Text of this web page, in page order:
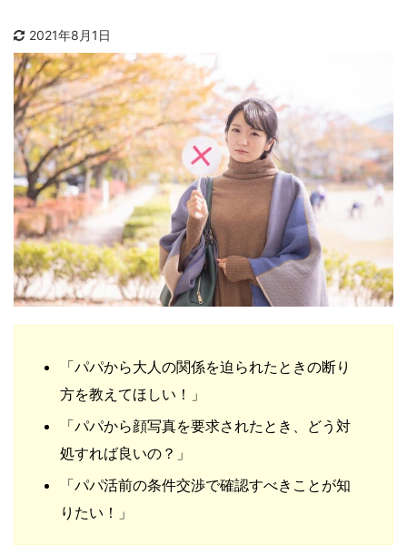
2021年8月1日
「パパから大人の関係を迫られたときの断り
方を教えてほしい！」
「パパから顔写真を要求されたとき、どう対
処すれば良いの？」
「パパ活前の条件交渉で確認すべきことが知
りたい！」